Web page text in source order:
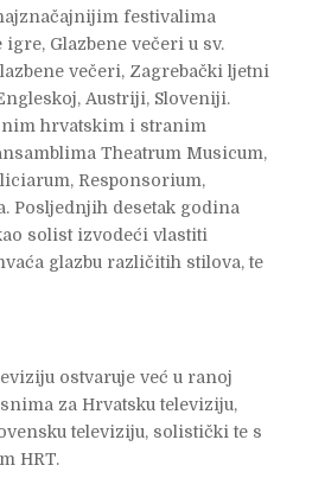
festivalima
Glazbene večeri u sv.
večeri, Zagrebački ljetni
Austriji, Sloveniji.
hrvatskim i stranim
Theatrum Musicum,
Responsorium,
Posljednjih desetak godina
solist izvodeći vlastiti
glazbu različitih stilova, te
ostvaruje već u ranoj
za Hrvatsku televiziju,
televiziju, solistički te s
HRT.